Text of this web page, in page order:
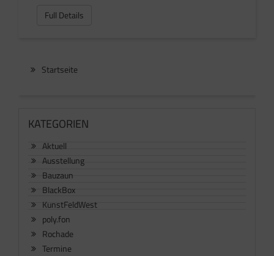
Full Details
Startseite
KATEGORIEN
Aktuell
Ausstellung
Bauzaun
BlackBox
KunstFeldWest
poly.fon
Rochade
Termine